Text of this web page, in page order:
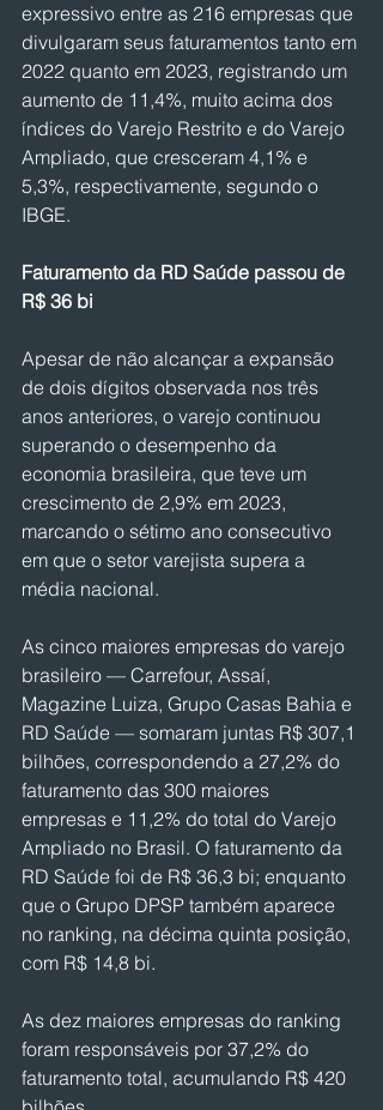
expressivo entre as 216 empresas que
divulgaram seus faturamentos tanto em
2022 quanto em 2023, registrando um
aumento de 11,4%, muito acima dos
índices do Varejo Restrito e do Varejo
Ampliado, que cresceram 4,1% e
5,3%, respectivamente, segundo o
IBGE.
Faturamento da RD Saúde passou de
R$ 36 bi
Apesar de não alcançar a expansão
de dois dígitos observada nos três
anos anteriores, o varejo continuou
superando o desempenho da
economia brasileira, que teve um
crescimento de 2,9% em 2023,
marcando o sétimo ano consecutivo
em que o setor varejista supera a
média nacional.
As cinco maiores empresas do varejo
brasileiro — Carrefour, Assaí,
Magazine Luiza, Grupo Casas Bahia e
RD Saúde — somaram juntas R$ 307,1
bilhões, correspondendo a 27,2% do
faturamento das 300 maiores
empresas e 11,2% do total do Varejo
Ampliado no Brasil. O faturamento da
RD Saúde foi de R$ 36,3 bi; enquanto
que o Grupo DPSP também aparece
no ranking, na décima quinta posição,
com R$ 14,8 bi.
As dez maiores empresas do ranking
foram responsáveis por 37,2% do
faturamento total, acumulando R$ 420